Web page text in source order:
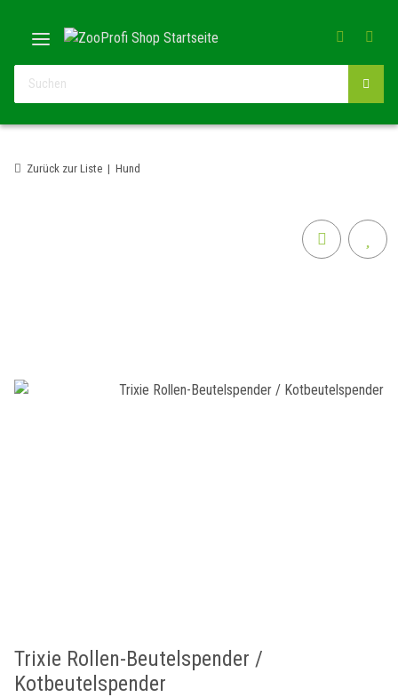
Zurück zur Liste Hund
Trixie Rollen-Beutelspender /
Kotbeutelspender